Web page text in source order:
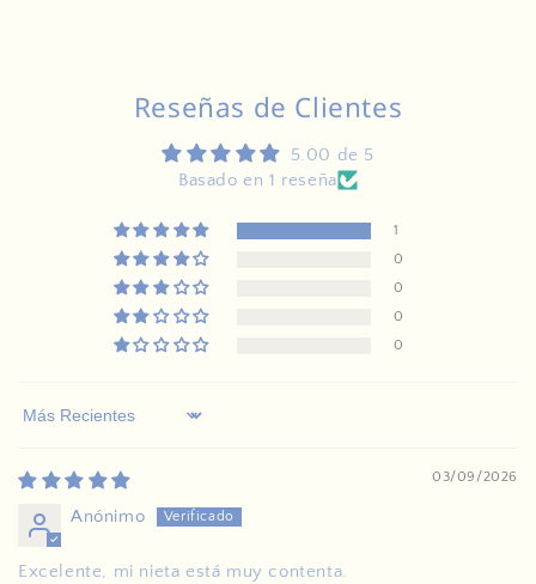
Reseñas de Clientes
5.00 de 5
Basado en 1 reseña
1
0
0
0
0
Sort by
03/09/2026
Anónimo
Excelente, mi nieta está muy contenta.